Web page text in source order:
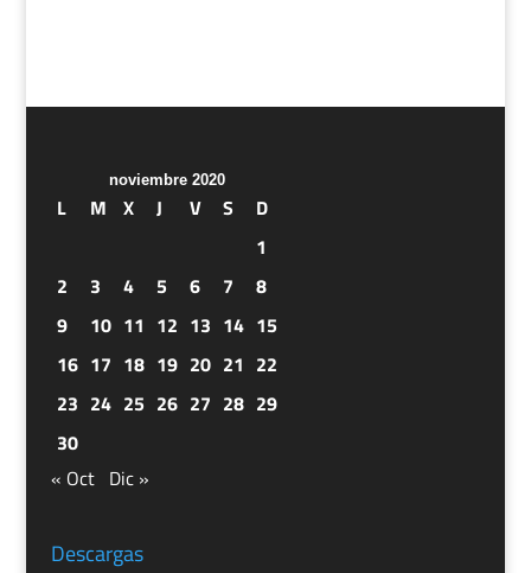
noviembre 2020
L M X J V S
D
1
2
3 4 5 6 7
8
9
10 11 12 13 14 15
16 17 18 19 20 21 22
23 24 25 26 27 28 29
30
« Oct Dic »
Descargas